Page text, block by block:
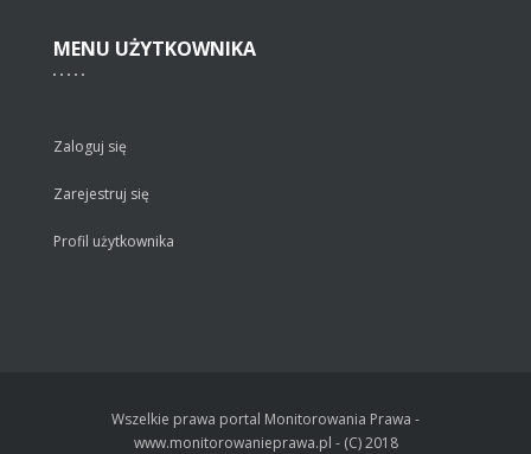
MENU UŻYTKOWNIKA
Zaloguj się
Zarejestruj się
Profil użytkownika
Wszelkie prawa portal Monitorowania Prawa -
www.monitorowanieprawa.pl - (C) 2018